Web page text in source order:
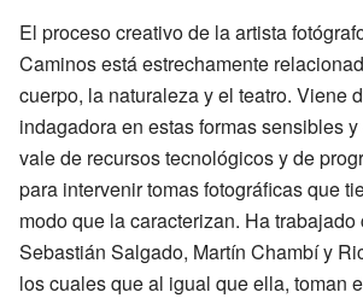
El proceso creativo de la artista
Caminos está estrechamente
cuerpo, la naturaleza y el teatro. Viene
indagadora en estas formas sensibles
vale de recursos tecnológicos y de
para intervenir tomas fotográficas que
modo que la caracterizan. Ha
Sebastián Salgado, Martín Chambí y
los cuales que al igual que ella, toman